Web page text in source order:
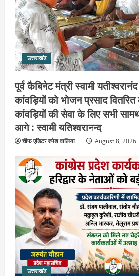
उत्तराखंड
पूर्व कैबिनेट मंत्री स्वामी
कांवड़ियों को भोजन प्रसाद
कांवड़ियों की सेवा के लिए सभी
आगे : स्वामी यतिश्वरानन्द
चीफ एडिटर रुपेश वालिया August 8, 2026
उत्तराखंड
उत्तराखंड
हरिद्वार के नेताओं को
कार्यकारिणी में बड़ी